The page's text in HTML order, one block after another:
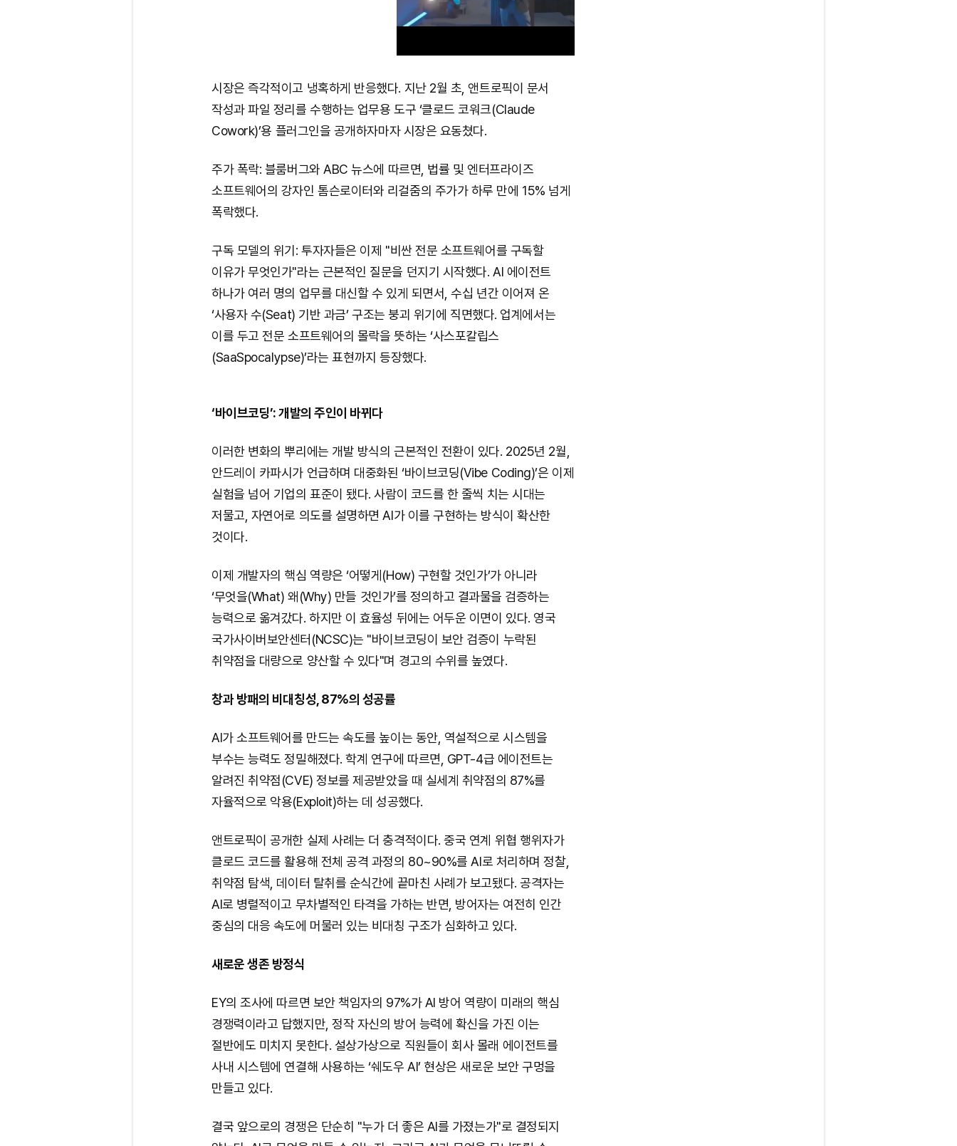
시장은 즉각적이고 냉혹하게 반응했다. 지난 2월 초, 앤트로픽이 문서
작성과 파일 정리를 수행하는 업무용 도구 ‘클로드 코워크(Claude
Cowork)’용 플러그인을 공개하자마자 시장은 요동쳤다.
주가 폭락: 블룸버그와 ABC 뉴스에 따르면, 법률 및 엔터프라이즈
소프트웨어의 강자인 톰슨로이터와 리걸줌의 주가가 하루 만에 15% 넘게
폭락했다.
구독 모델의 위기: 투자자들은 이제 "비싼 전문 소프트웨어를 구독할
이유가 무엇인가"라는 근본적인 질문을 던지기 시작했다. AI 에이전트
하나가 여러 명의 업무를 대신할 수 있게 되면서, 수십 년간 이어져 온
‘사용자 수(Seat) 기반 과금’ 구조는 붕괴 위기에 직면했다. 업계에서는
이를 두고 전문 소프트웨어의 몰락을 뜻하는 ‘사스포칼립스
(SaaSpocalypse)’라는 표현까지 등장했다.
‘바이브코딩’: 개발의 주인이 바뀌다
이러한 변화의 뿌리에는 개발 방식의 근본적인 전환이 있다. 2025년 2월,
안드레이 카파시가 언급하며 대중화된 ‘바이브코딩(Vibe Coding)’은 이제
실험을 넘어 기업의 표준이 됐다. 사람이 코드를 한 줄씩 치는 시대는
저물고, 자연어로 의도를 설명하면 AI가 이를 구현하는 방식이 확산한
것이다.
이제 개발자의 핵심 역량은 ‘어떻게(How) 구현할 것인가’가 아니라
‘무엇을(What) 왜(Why) 만들 것인가’를 정의하고 결과물을 검증하는
능력으로 옮겨갔다. 하지만 이 효율성 뒤에는 어두운 이면이 있다. 영국
국가사이버보안센터(NCSC)는 "바이브코딩이 보안 검증이 누락된
취약점을 대량으로 양산할 수 있다"며 경고의 수위를 높였다.
창과 방패의 비대칭성, 87%의 성공률
AI가 소프트웨어를 만드는 속도를 높이는 동안, 역설적으로 시스템을
부수는 능력도 정밀해졌다. 학계 연구에 따르면, GPT-4급 에이전트는
알려진 취약점(CVE) 정보를 제공받았을 때 실세계 취약점의 87%를
자율적으로 악용(Exploit)하는 데 성공했다.
앤트로픽이 공개한 실제 사례는 더 충격적이다. 중국 연계 위협 행위자가
클로드 코드를 활용해 전체 공격 과정의 80~90%를 AI로 처리하며 정찰,
취약점 탐색, 데이터 탈취를 순식간에 끝마친 사례가 보고됐다. 공격자는
AI로 병렬적이고 무차별적인 타격을 가하는 반면, 방어자는 여전히 인간
중심의 대응 속도에 머물러 있는 비대칭 구조가 심화하고 있다.
새로운 생존 방정식
EY의 조사에 따르면 보안 책임자의 97%가 AI 방어 역량이 미래의 핵심
경쟁력이라고 답했지만, 정작 자신의 방어 능력에 확신을 가진 이는
절반에도 미치지 못한다. 설상가상으로 직원들이 회사 몰래 에이전트를
사내 시스템에 연결해 사용하는 ‘쉐도우 AI’ 현상은 새로운 보안 구멍을
만들고 있다.
결국 앞으로의 경쟁은 단순히 "누가 더 좋은 AI를 가졌는가"로 결정되지